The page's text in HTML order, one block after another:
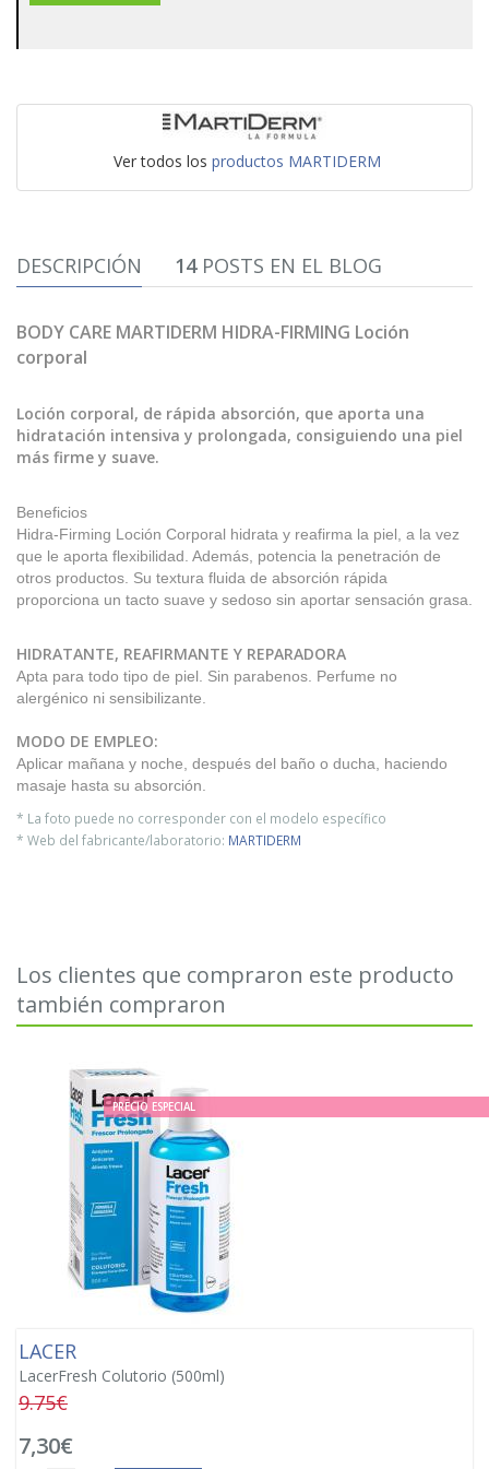
Ver todos los productos MARTIDERM
DESCRIPCIÓN 14POSTS EN EL BLOG
BODY CARE MARTIDERM HIDRA-FIRMING Loción
corporal
Loción corporal, de rápida absorción, que aporta una
hidratación intensiva y prolongada, consiguiendo una piel
más firme y suave.
Beneficios
Hidra-Firming Loción Corporal hidrata y reafirma la piel, a la vez
que le aporta flexibilidad. Además, potencia la penetración de
otros productos. Su textura fluida de absorción rápida
proporciona un tacto suave y sedoso sin aportar sensación grasa.
HIDRATANTE, REAFIRMANTE Y REPARADORA
Apta para todo tipo de piel. Sin parabenos. Perfume no
alergénico ni sensibilizante.
MODO DE EMPLEO:
Aplicar mañana y noche, después del baño o ducha, haciendo
masaje hasta su absorción.
* La foto puede no corresponder con el modelo específico
* Web del fabricante/laboratorio: MARTIDERM
Los clientes que compraron este producto
también compraron
PRECIO ESPECIAL
LACER
LacerFresh Colutorio (500ml)
9.75€
7,30€